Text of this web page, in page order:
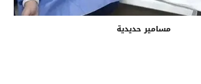
مسامير حديدية